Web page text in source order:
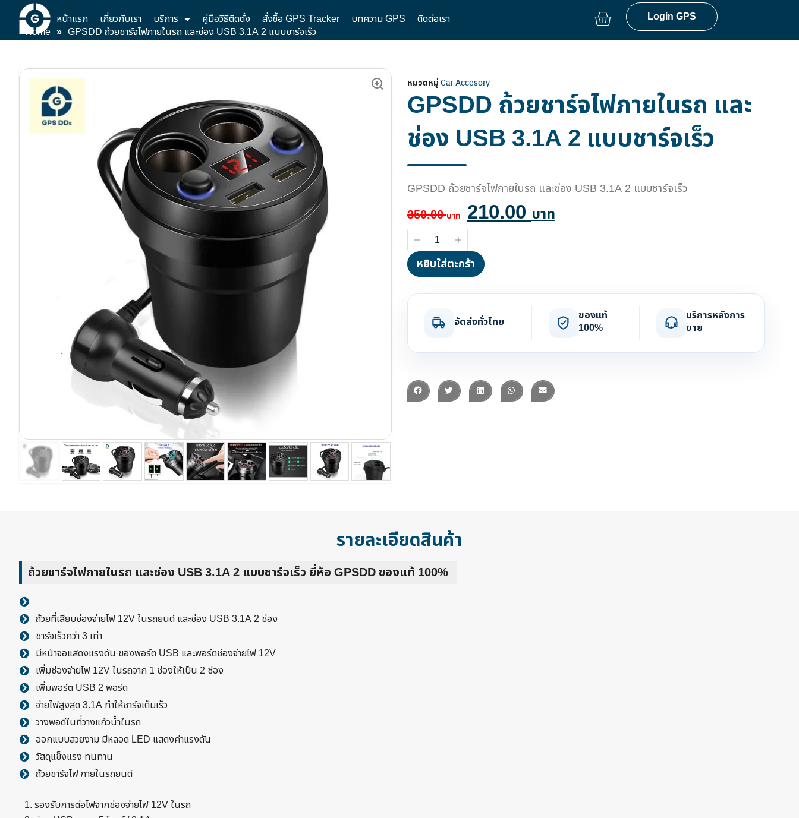
หน้าแรก เกี่ยวกับเรา บริการ คู่มือวิธีติดตั้ง สั่งซื้อ GPS Tracker บทความ GPS ติดต่อเรา
Login GPS
Home » GPSDD ถ้วยชาร์จไฟภายในรถ และช่อง USB 3.1A 2 แบบชาร์จเร็ว
หมวดหมู่ Car Accesory
GPSDD ถ้วยชาร์จไฟภายในรถ และ
ช่อง USB 3.1A 2 แบบชาร์จเร็ว
GPSDD ถ้วยชาร์จไฟภายในรถ และช่อง USB 3.1A 2 แบบชาร์จเร็ว
350.00 210.00
หยิบใส่ตะกร้า
จัดส่งทั่วไทย
ของแท้
100%
บริการหลังการ
ขาย
รายละเอียดสินค้า
ถ้วยชาร์จไฟภายในรถ และช่อง USB 3.1A 2 แบบชาร์จเร็ว ยี่ห้อ GPSDD ของแท้ 100%
ถ้วยที่เสียบช่องจ่ายไฟ 12V ในรถยนต์ และช่อง USB 3.1A 2 ช่อง
ชาร์จเร็วกว่า 3 เท่า
มีหน้าจอแสดงแรงดัน ของพอร์ต USB และพอร์ตช่องจ่ายไฟ 12V
เพิ่มช่องจ่ายไฟ 12V ในรถจาก 1 ช่องให้เป็น 2 ช่อง
เพิ่มพอร์ต USB 2 พอร์ต
จ่ายไฟสูงสุด 3.1A ทำให้ชาร์จเต็มเร็ว
วางพอดีในที่วางแก้วน้ำในรถ
ออกแบบสวยงาม มีหลอด LED แสดงค่าแรงดัน
วัสดุแข็งแรง ทนทาน
ถ้วยชาร์จไฟ ภายในรถยนต์
รองรับการต่อไฟจากช่องจ่ายไฟ 12V ในรถ